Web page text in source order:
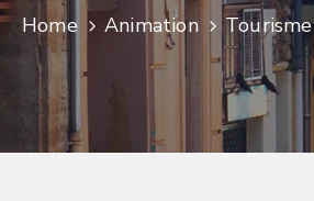
JEUNESSE
SOLIDARITÉS
ÉCONOMIE
Home Animation Tourisme